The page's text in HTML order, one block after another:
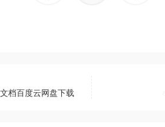
档百度云网盘下载